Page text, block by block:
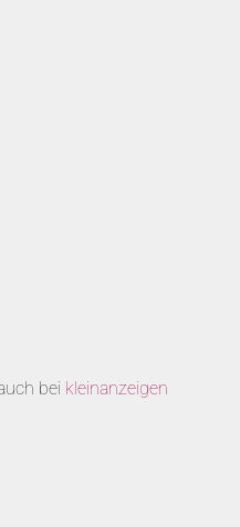
bei kleinanzeigen